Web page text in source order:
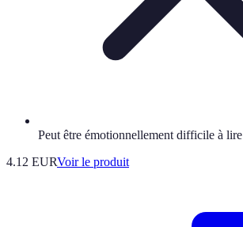
Peut être émotionnellement difficile à lire
4.12 EURVoir le produit